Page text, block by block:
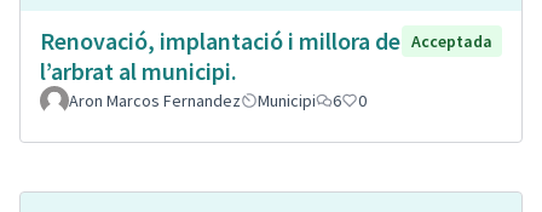
Renovació, implantació i millora de
l’arbrat al municipi.
Acceptada
Aron Marcos Fernandez Municipi 6 0